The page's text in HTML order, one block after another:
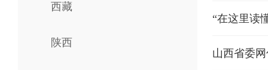
西藏
陕西
“在这里读
山西省委